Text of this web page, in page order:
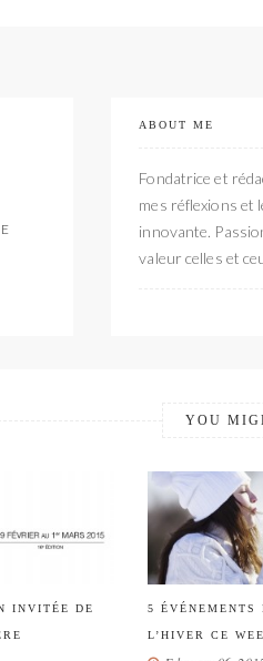
ABOUT ME
Fondatrice et
mes réflexions et
innovante.
valeur celles et
YOU
5 ÉVÉNEMENTS POUR CÉLÉBRER
L’HIVER CE WEEK-END!